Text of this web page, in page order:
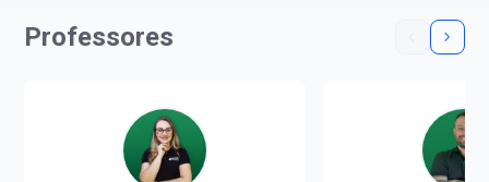
Professores